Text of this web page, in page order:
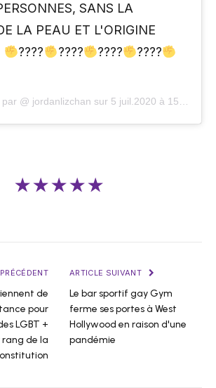
SANS LA
LA PEAU ET L'ORIGINE
???? ???? ????
????
@ jordanlizchan sur 5 juil.2020 à 15h02 HAP
★★★★★
de
pour
LGBT +
de la
ARTICLE SUIVANT
Le bar sportif gay Gym
ferme ses portes à West
Hollywood en raison d'une
pandémie